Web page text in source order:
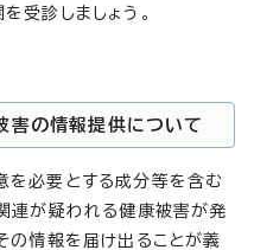
受診しましょう。
害の情報提供について
を必要とする成分等を含む
連が疑われる健康被害が発
の情報を届け出ることが義